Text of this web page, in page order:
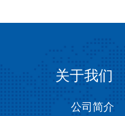
关于我们
公司简介